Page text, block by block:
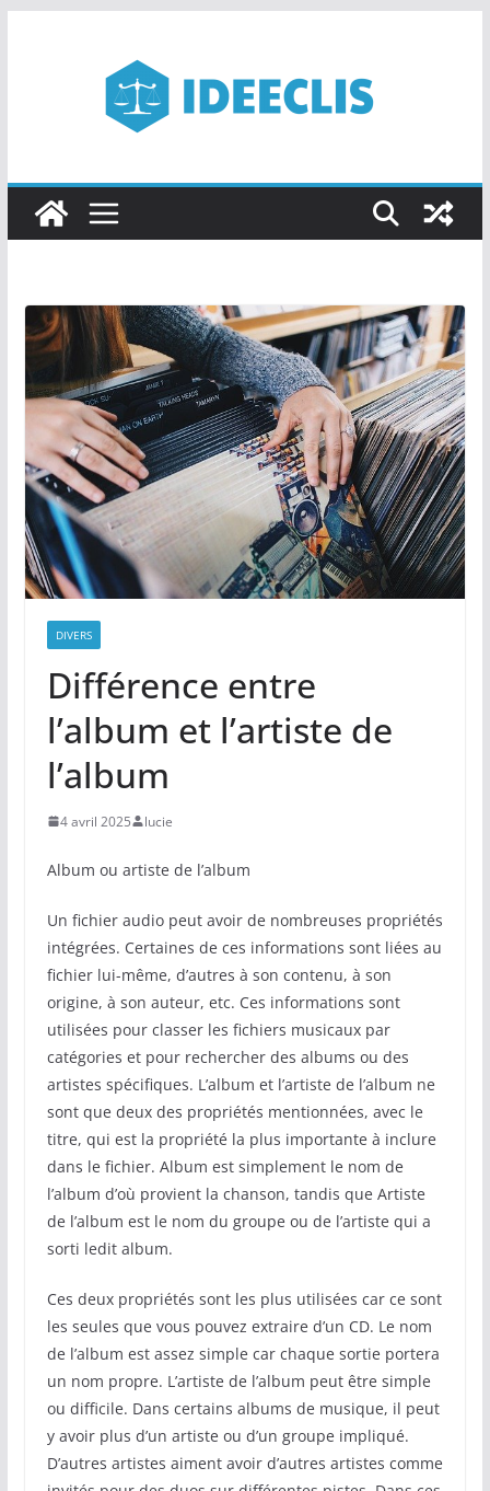
DIVERS
Différence entre
l’album et l’artiste de
l’album
4 avril 2025 lucie
Album ou artiste de l’album
Un fichier audio peut avoir de nombreuses propriétés
intégrées. Certaines de ces informations sont liées au
fichier lui-même, d’autres à son contenu, à son
origine, à son auteur, etc. Ces informations sont
utilisées pour classer les fichiers musicaux par
catégories et pour rechercher des albums ou des
artistes spécifiques. L’album et l’artiste de l’album ne
sont que deux des propriétés mentionnées, avec le
titre, qui est la propriété la plus importante à inclure
dans le fichier. Album est simplement le nom de
l’album d’où provient la chanson, tandis que Artiste
de l’album est le nom du groupe ou de l’artiste qui a
sorti ledit album.
Ces deux propriétés sont les plus utilisées car ce sont
les seules que vous pouvez extraire d’un CD. Le nom
de l’album est assez simple car chaque sortie portera
un nom propre. L’artiste de l’album peut être simple
ou difficile. Dans certains albums de musique, il peut
y avoir plus d’un artiste ou d’un groupe impliqué.
D’autres artistes aiment avoir d’autres artistes comme